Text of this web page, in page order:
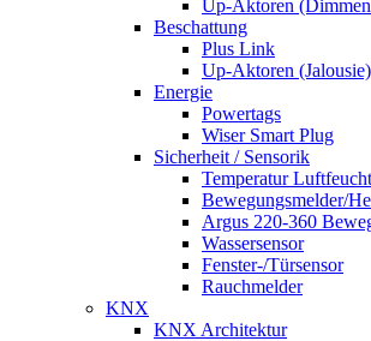
Up-Aktoren
Beschattung
Plus Link
Up-Aktoren (Jalousie)
Energie
Powertags
Wiser Smart Plug
Sicherheit / Sensorik
Temperatur
Bewegungsmelder/
Argus 220-360
Wassersensor
Fenster-/Türsensor
Rauchmelder
KNX
KNX Architektur